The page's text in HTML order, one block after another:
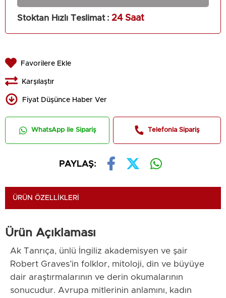
Stoktan Hızlı Teslimat : 24 Saat
Favorilere Ekle
Karşılaştır
Fiyat Düşünce Haber Ver
WhatsApp ile Sipariş Telefonla Sipariş
PAYLAŞ:
ÜRÜN ÖZELLIKLERI
Ürün Açıklaması
Ak Tanrıça, ünlü İngiliz akademisyen ve şair
Robert Graves’in folklor, mitoloji, din ve büyüye
dair araştırmalarının ve derin okumalarının
sonucudur. Avrupa mitlerinin anlamını, kadın